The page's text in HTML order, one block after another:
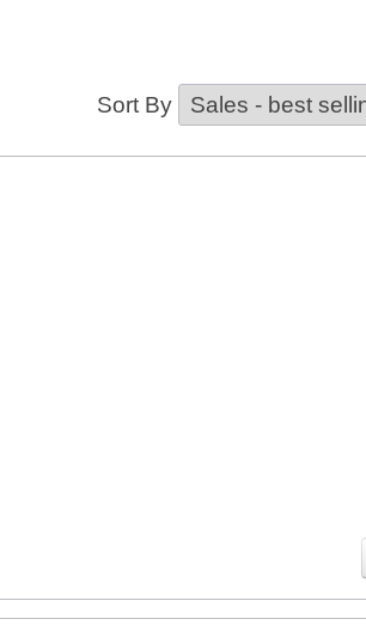
Sort By